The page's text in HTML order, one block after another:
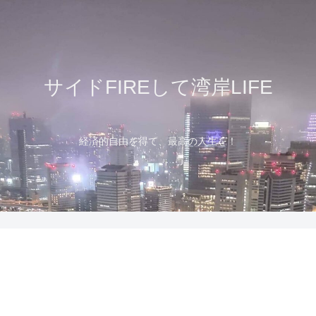
サイドFIREして湾岸LIFE
経済的自由を得て、最高の人生を！